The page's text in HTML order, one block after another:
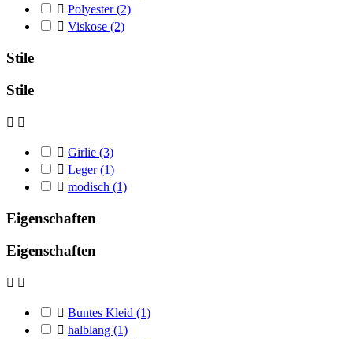
 Polyester(2)
 Viskose (2)
Stile
Stile
 
 Girlie (3)
 Leger(1)
 modisch (1)
Eigenschaften
Eigenschaften
 
 Buntes Kleid (1)
 halblang (1)